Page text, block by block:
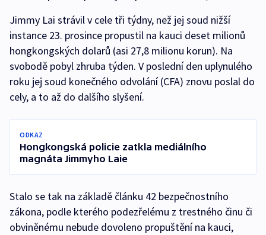
Jimmy Lai strávil v cele tři týdny, než jej soud nižší
instance 23. prosince propustil na kauci deset milionů
hongkongských dolarů (asi 27,8 milionu korun). Na
svobodě pobyl zhruba týden. V poslední den uplynulého
roku jej soud konečného odvolání (CFA) znovu poslal do
cely, a to až do dalšího slyšení.
ODKAZ
Hongkongská policie zatkla mediálního
magnáta Jimmyho Laie
Stalo se tak na základě článku 42 bezpečnostního
zákona, podle kterého podezřelému z trestného činu či
obviněnému nebude dovoleno propuštění na kauci,